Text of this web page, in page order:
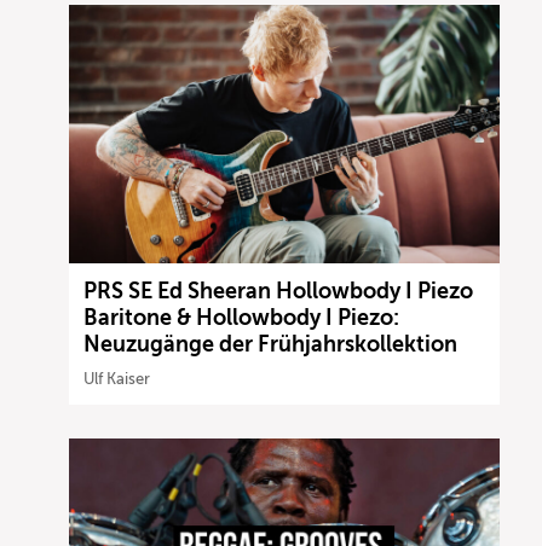
PRS SE Ed Sheeran Hollowbody I Piezo
Baritone & Hollowbody I Piezo:
Neuzugänge der Frühjahrskollektion
Ulf Kaiser